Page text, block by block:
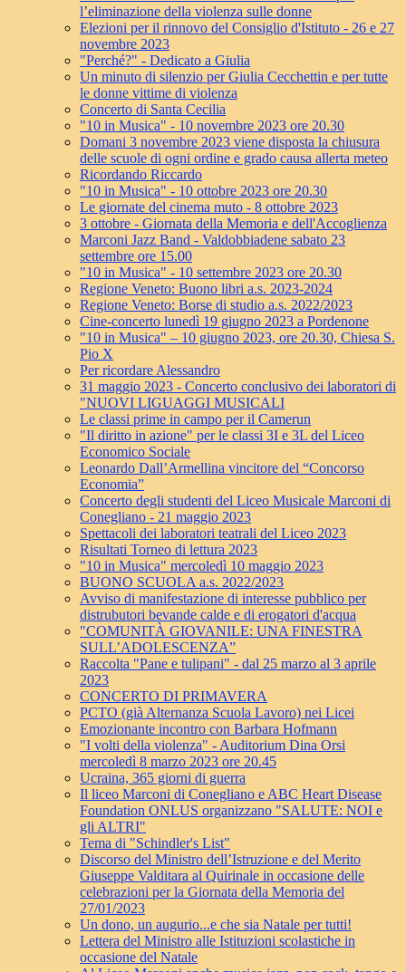
l’eliminazione della violenza sulle donne
Elezioni per il rinnovo del Consiglio d'Istituto - 26 e 27
novembre 2023
"Perché?" - Dedicato a Giulia
Un minuto di silenzio per Giulia Cecchettin e per tutte
le donne vittime di violenza
Concerto di Santa Cecilia
"10 in Musica" - 10 novembre 2023 ore 20.30
Domani 3 novembre 2023 viene disposta la chiusura
delle scuole di ogni ordine e grado causa allerta meteo
Ricordando Riccardo
"10 in Musica" - 10 ottobre 2023 ore 20.30
Le giornate del cinema muto - 8 ottobre 2023
3 ottobre - Giornata della Memoria e dell'Accoglienza
Marconi Jazz Band - Valdobbiadene sabato 23
settembre ore 15.00
"10 in Musica" - 10 settembre 2023 ore 20.30
Regione Veneto: Buono libri a.s. 2023-2024
Regione Veneto: Borse di studio a.s. 2022/2023
Cine-concerto lunedì 19 giugno 2023 a Pordenone
"10 in Musica" – 10 giugno 2023, ore 20.30, Chiesa S.
Pio X
Per ricordare Alessandro
31 maggio 2023 - Concerto conclusivo dei laboratori di
"NUOVI LIGUAGGI MUSICALI
Le classi prime in campo per il Camerun
"Il diritto in azione" per le classi 3I e 3L del Liceo
Economico Sociale
Leonardo Dall’Armellina vincitore del “Concorso
Economia”
Concerto degli studenti del Liceo Musicale Marconi di
Conegliano - 21 maggio 2023
Spettacoli dei laboratori teatrali del Liceo 2023
Risultati Torneo di lettura 2023
"10 in Musica" mercoledì 10 maggio 2023
BUONO SCUOLA a.s. 2022/2023
Avviso di manifestazione di interesse pubblico per
distrubutori bevande calde e di erogatori d'acqua
"COMUNITÀ GIOVANILE: UNA FINESTRA
SULL’ADOLESCENZA”
Raccolta "Pane e tulipani" - dal 25 marzo al 3 aprile
2023
CONCERTO DI PRIMAVERA
PCTO (già Alternanza Scuola Lavoro) nei Licei
Emozionante incontro con Barbara Hofmann
"I volti della violenza" - Auditorium Dina Orsi
mercoledì 8 marzo 2023 ore 20.45
Ucraina, 365 giorni di guerra
Il liceo Marconi di Conegliano e ABC Heart Disease
Foundation ONLUS organizzano "SALUTE: NOI e
gli ALTRI"
Tema di "Schindler's List"
Discorso del Ministro dell’Istruzione e del Merito
Giuseppe Valditara al Quirinale in occasione delle
celebrazioni per la Giornata della Memoria del
27/01/2023
Un dono, un augurio...e che sia Natale per tutti!
Lettera del Ministro alle Istituzioni scolastiche in
occasione del Natale